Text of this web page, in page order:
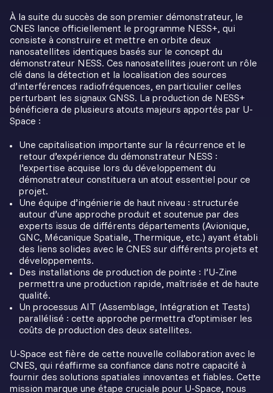
À la suite du succès de son premier démonstrateur, le
CNES lance officiellement le programme NESS+, qui
consiste à construire et mettre en orbite deux
nanosatellites identiques basés sur le concept du
démonstrateur NESS. Ces nanosatellites joueront un rôle
clé dans la détection et la localisation des sources
d’interférences radiofréquences, en particulier celles
perturbant les signaux GNSS. La production de NESS+
bénéficiera de plusieurs atouts majeurs apportés par U-
Space :
Une capitalisation importante sur la récurrence et le
retour d’expérience du démonstrateur NESS :
l’expertise acquise lors du développement du
démonstrateur constituera un atout essentiel pour ce
projet.
Une équipe d’ingénierie de haut niveau : structurée
autour d’une approche produit et soutenue par des
experts issus de différents départements (Avionique,
GNC, Mécanique Spatiale, Thermique, etc.) ayant établi
des liens solides avec le CNES sur différents projets et
développements.
Des installations de production de pointe : l’U-Zine
permettra une production rapide, maîtrisée et de haute
qualité.
Un processus AIT (Assemblage, Intégration et Tests)
parallélisé : cette approche permettra d’optimiser les
coûts de production des deux satellites.
U-Space est fière de cette nouvelle collaboration avec le
CNES, qui réaffirme sa confiance dans notre capacité à
fournir des solutions spatiales innovantes et fiables. Cette
mission marque une étape cruciale pour U-Space, nous